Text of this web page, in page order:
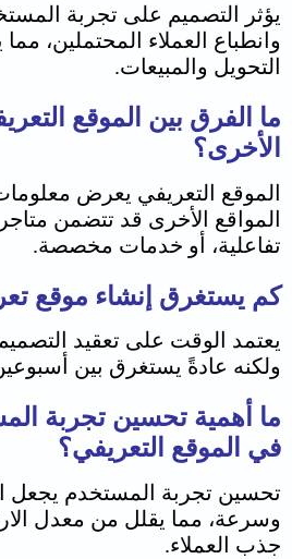
يؤثر التصميم على تجربة
وانطباع العملاء المحتملين،
التحويل والمبيعات.
ما الفرق بين الموقع
الأخرى؟
الموقع التعريفي يعرض
المواقع الأخرى قد تتضمن
تفاعلية، أو خدمات مخصصة.
كم يستغرق إنشاء موقع
يعتمد الوقت على تعقيد
ولكنه عادةً يستغرق بين
ما أهمية تحسين تجربة
في الموقع التعريفي؟
تحسين تجربة المستخدم يجعل
وسرعة، مما يقلل من معدل
جذب العملاء.